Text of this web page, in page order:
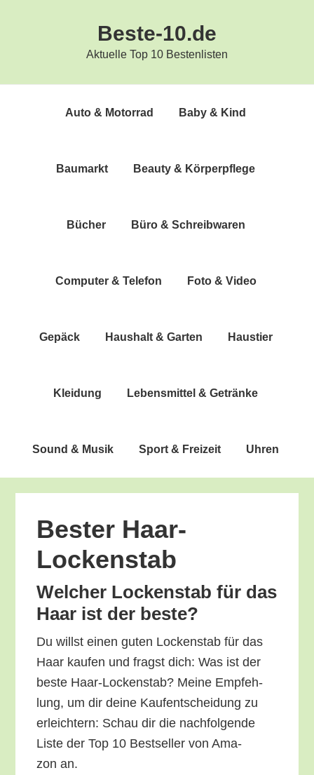
Beste-10.de
Aktuelle Top 10 Bestenlisten
Auto & Motorrad Baby & Kind
Bau­markt Beau­ty & Körperpflege
Bücher Büro & Schreibwaren
Com­pu­ter & Telefon Foto & Video
Gepäck Haus­halt & Garten Haus­tier
Klei­dung Lebens­mit­tel & Getränke
Sound & Musik Sport & Freizeit Uhren
Bes­ter Haar-
Lockenstab
Wel­cher Locken­stab für das
Haar ist der beste?
Du willst einen guten Locken­stab für das
Haar kau­fen und fragst dich: Was ist der
bes­te Haar-Locken­stab? Mei­ne Emp­feh­
lung, um dir dei­ne Kauf­ent­schei­dung zu
erleich­tern: Schau dir die nach­fol­gen­de
Lis­te der Top 10 Best­sel­ler von Ama­
zon an.